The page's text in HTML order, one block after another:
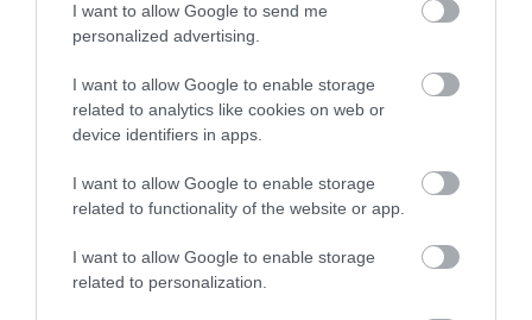
I want to allow Google to send me
personalized advertising.
I want to allow Google to enable storage
related to analytics like cookies on web or
device identifiers in apps.
I want to allow Google to enable storage
related to functionality of the website or app.
I want to allow Google to enable storage
related to personalization.
mindenhova
Az elmúlt napok esői, záporai csak kis területen enyhítették az
aszályt, a legnagyobb csapadékhiánnyal küzdő alföldi és kisalföldi
területeken egyelőre alig esett. A következő napokban tovább nő